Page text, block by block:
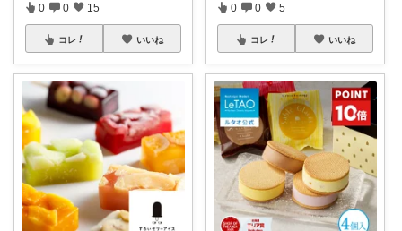
0 0 15
コレ いいね
0 0 5
コレ いいね